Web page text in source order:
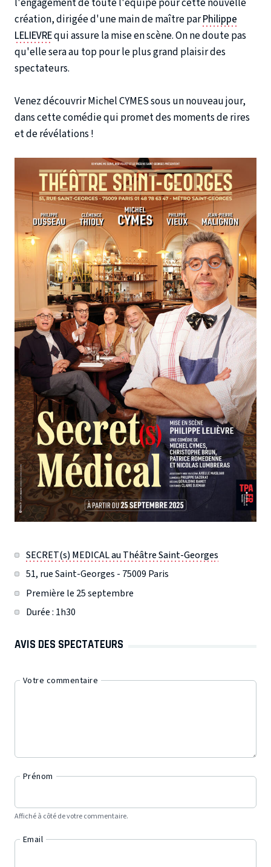
création, dirigée d'une main de maître parPhilippe
LELIEVREqui assure la mise en scène. On ne doute pas
qu'elle sera au top pour le plus grand plaisir des
spectateurs.
Venez découvrir Michel CYMES sous un nouveau jour,
dans cette comédie qui promet des moments de rires
et de révélations !
SECRET(s) MEDICAL au Théâtre Saint-Georges
51, rue Saint-Georges - 75009 Paris
Première le 25 septembre
Durée : 1h30
AVIS DES SPECTATEURS
Votre commentaire
Prénom
Affiché à côté de votre commentaire.
Email